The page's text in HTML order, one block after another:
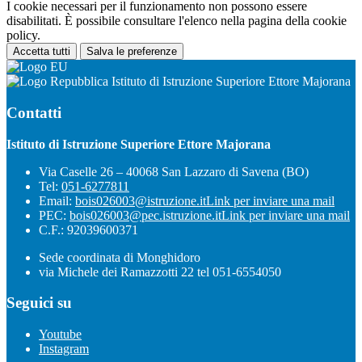
I cookie necessari per il funzionamento non possono essere
disabilitati. È possibile consultare l'elenco nella pagina della cookie
policy.
Accetta tutti Salva le preferenze
Istituto di Istruzione Superiore Ettore Majorana
Contatti
Istituto di Istruzione Superiore Ettore Majorana
Via Caselle 26 – 40068 San Lazzaro di Savena (BO)
Tel: 051-6277811
Email: bois026003@istruzione.itLink per inviare una mail
PEC: bois026003@pec.istruzione.itLink per inviare una mail
C.F.: 92039600371
Sede coordinata di Monghidoro
via Michele dei Ramazzotti 22 tel 051-6554050
Seguici su
Youtube
Instagram